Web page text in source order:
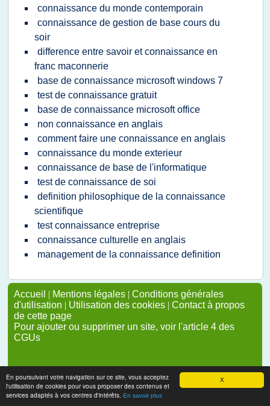
X
En poursuivant votre navigation sur ce site, vous acceptez
l'utilisation de cookies pour vous proposer des contenus et
services adaptés à vos centres d'intérêts. En savoir plus
connaissance du monde contemporain
connaissance de gestion de base cours du
soir
difference entre savoir et connaissance en
franc maconnerie
base de connaissance microsoft windows 7
test de connaissance gratuit
base de connaissance microsoft office
non connaissance en anglais
comment faire une connaissance en anglais
connaissance du monde exterieur
connaissance de base de l'informatique
test de connaissance de soi
definition philosophique de la connaissance
scientifique
test connaissance entreprise
connaissance culturelle en anglais
management de la connaissance definition
Accueil | Mentions légales | Conditions générales
d'utilisation | Utilisation des cookies | Contact à propos
de cette page
Pour ajouter ou supprimer un site, voir l'article 4 des
CGUs